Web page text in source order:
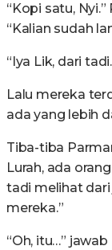
“Kopi satu,
“Kalian sudah
“Iya Lik, dari
Lalu mereka
ada yang lebih
Tiba-tiba
Lurah, ada
tadi melihat
mereka.”
“Oh, itu…”